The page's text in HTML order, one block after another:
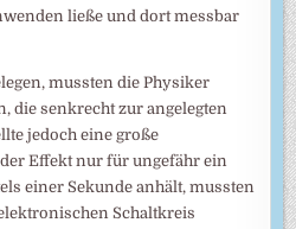
ließe und dort messbar
mussten die Physiker
die senkrecht zur angelegten
jedoch eine große
Effekt nur für ungefähr ein
einer Sekunde anhält, mussten
Schaltkreis